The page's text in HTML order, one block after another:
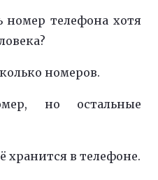
телефона хотя
номеров.
но остальные
хранится в телефоне.